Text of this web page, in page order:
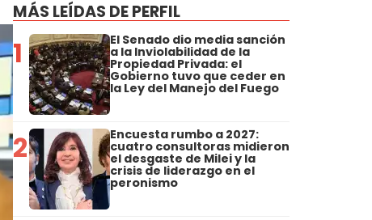
MÁS LEÍDAS DE PERFIL
1 El Senado dio media sanción
a la Inviolabilidad de la
Propiedad Privada: el
Gobierno tuvo que ceder en
la Ley del Manejo del Fuego
2 Encuesta rumbo a 2027:
cuatro consultoras midieron
el desgaste de Milei y la
crisis de liderazgo en el
peronismo